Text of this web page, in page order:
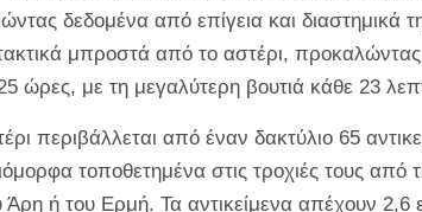
δεδομένα από επίγεια και διαστημικά
μπροστά από το αστέρι,
ώρες, με τη μεγαλύτερη βουτιά κάθε 23
περιβάλλεται από έναν δακτύλιο 65
τοποθετημένα στις τροχιές τους από
ή του Ερμή. Τα αντικείμενα απέχουν 2,6